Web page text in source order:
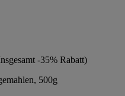
-35% Rabatt)
500g